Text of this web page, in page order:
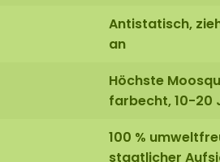
Antistatisch,
an
Höchste
farbecht, 10-20
100 %
staatlicher